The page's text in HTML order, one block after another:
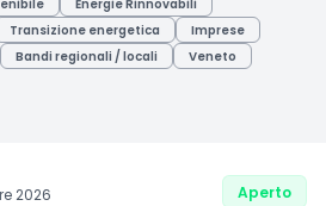
Energie Rinnovabili
Transizione energetica
Imprese
Bandi regionali / locali
Veneto
2026 Aperto